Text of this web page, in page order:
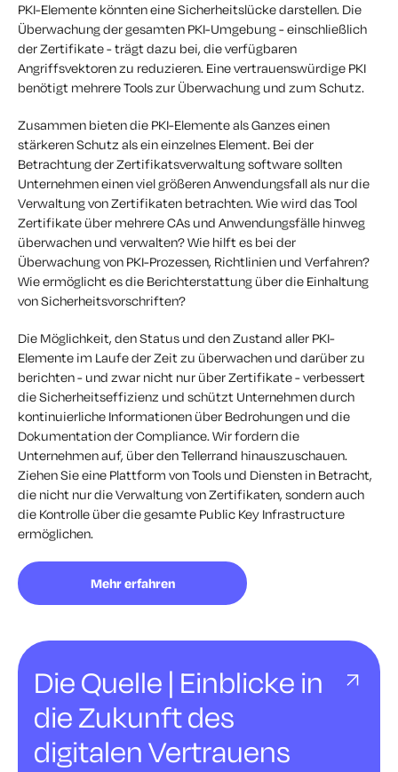
PKI-Elemente könnten eine Sicherheitslücke darstellen. Die
Überwachung der gesamten PKI-Umgebung - einschließlich
der Zertifikate - trägt dazu bei, die verfügbaren
Angriffsvektoren zu reduzieren. Eine vertrauenswürdige PKI
benötigt mehrere Tools zur Überwachung und zum Schutz.
Zusammen bieten die PKI-Elemente als Ganzes einen
stärkeren Schutz als ein einzelnes Element. Bei der
Betrachtung der Zertifikatsverwaltung software sollten
Unternehmen einen viel größeren Anwendungsfall als nur die
Verwaltung von Zertifikaten betrachten. Wie wird das Tool
Zertifikate über mehrere CAs und Anwendungsfälle hinweg
überwachen und verwalten? Wie hilft es bei der
Überwachung von PKI-Prozessen, Richtlinien und Verfahren?
Wie ermöglicht es die Berichterstattung über die Einhaltung
von Sicherheitsvorschriften?
Die Möglichkeit, den Status und den Zustand aller PKI-
Elemente im Laufe der Zeit zu überwachen und darüber zu
berichten - und zwar nicht nur über Zertifikate - verbessert
die Sicherheitseffizienz und schützt Unternehmen durch
kontinuierliche Informationen über Bedrohungen und die
Dokumentation der Compliance. Wir fordern die
Unternehmen auf, über den Tellerrand hinauszuschauen.
Ziehen Sie eine Plattform von Tools und Diensten in Betracht,
die nicht nur die Verwaltung von Zertifikaten, sondern auch
die Kontrolle über die gesamte Public Key Infrastructure
ermöglichen.
Mehr erfahren
Die Quelle | Einblicke in
die Zukunft des
digitalen Vertrauens